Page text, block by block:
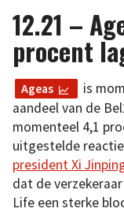
12.21 –
procent
Ageas
is
aandeel van de
momenteel 4,1
uitgestelde
president Xi
dat de
Life een sterke